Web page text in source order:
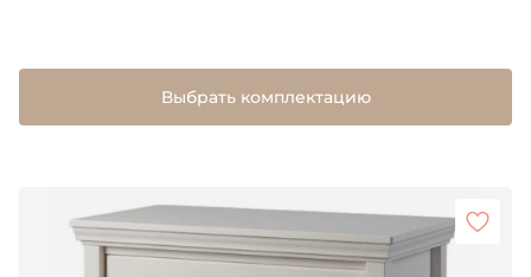
Выбрать комплектацию